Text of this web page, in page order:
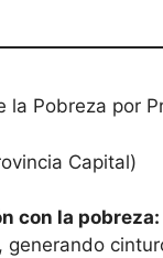
Pobreza por
Capital)
con la pobreza:
generando